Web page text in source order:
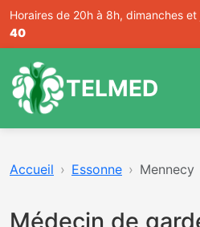
Horaires de 20h à 8h, dimanches
40
TELMED
Accueil Essonne Mennecy
Médecin de